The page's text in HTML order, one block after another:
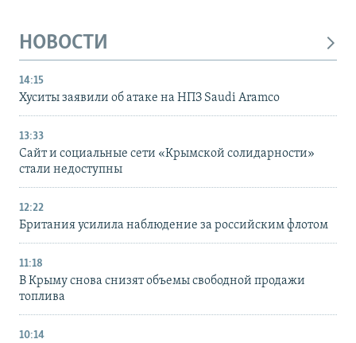
НОВОСТИ
14:15
Хуситы заявили об атаке на НПЗ Saudi Aramco
13:33
Сайт и социальные сети «Крымской солидарности»
стали недоступны
12:22
Британия усилила наблюдение за российским флотом
11:18
В Крыму снова снизят объемы свободной продажи
топлива
10:14